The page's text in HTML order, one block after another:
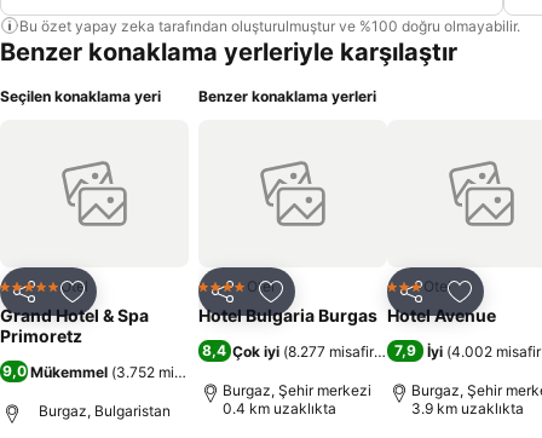
Bu özet yapay zeka tarafından oluşturulmuştur ve %100 doğru olmayabilir.
Benzer konaklama yerleriyle karşılaştır
Seçilen konaklama yeri
Paylaş Favorilerime ekle
5 Yıldız Otel
Grand Hotel & Spa
Primoretz
9,0 Mükemmel (3.752 misafir puanı
Burgaz, Bulgaristan
Benzer konaklama yerleri
Paylaş Favorilerime ekle
4 Yıldız Otel
Hotel Bulgaria Burgas
8,4 Çok iyi (8.277 misafir puanı)
Burgaz, Şehir merkezi
0.4 km uzaklıkta
Paylaş
3 YıldızOtel
Hotel Avenue
7,9 İyi (4.002 misafir
Burgaz, Şehir
3.9 km uzaklıkta